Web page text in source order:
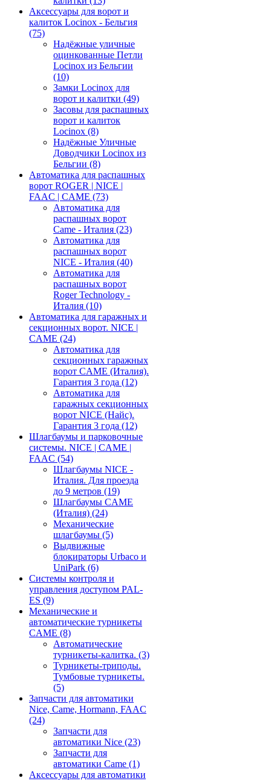
Аксессуары для ворот и
калиток Locinox - Бельгия
(75)
Надёжные уличные
оцинкованные Петли
Locinox из Бельгии
(10)
Замки Locinox для
ворот и калитки (49)
Засовы для распашных
ворот и калиток
Locinox (8)
Надёжные Уличные
Доводчики Locinox из
Бельгии (8)
Автоматика для распашных
ворот ROGER | NICE |
FAAC | CAME (73)
Автоматика для
распашных ворот
Came - Италия (23)
Автоматика для
распашных ворот
NICE - Италия (40)
Автоматика для
распашных ворот
Roger Technology -
Италия (10)
Автоматика для гаражных и
секционных ворот. NICE |
CAME (24)
Автоматика для
секционных гаражных
ворот CAME (Италия).
Гарантия 3 года (12)
Автоматика для
гаражных секционных
ворот NICE (Найс).
Гарантия 3 года (12)
Шлагбаумы и парковочные
системы. NICE | CAME |
FAAC (54)
Шлагбаумы NICE -
Италия. Для проезда
до 9 метров (19)
Шлагбаумы CAME
(Италия) (24)
Механические
шлагбаумы (5)
Выдвижные
блокираторы Urbaco и
UniPark (6)
Системы контроля и
управления доступом PAL-
ES (9)
Механические и
автоматические турникеты
CAME (8)
Автоматические
турникеты-калитка. (3)
Турникеты-триподы.
Тумбовые турникеты.
(5)
Запчасти для автоматики
Nice, Came, Hormann, FAAC
(24)
Запчасти для
автоматики Nice (23)
Запчасти для
автоматики Came (1)
Аксессуары для автоматики